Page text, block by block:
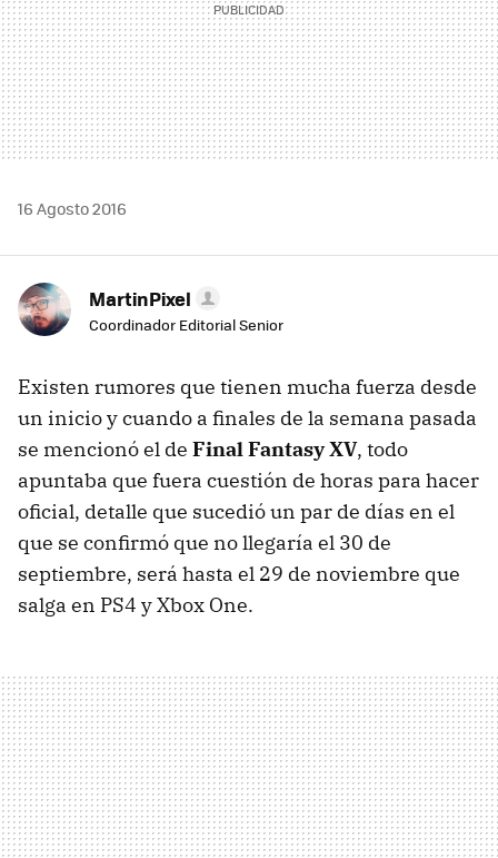
16 Agosto 2016
MartinPixel
Coordinador Editorial Senior
Existen rumores que tienen mucha fuerza desde
un inicio y cuando a finales de la semana pasada
se mencionó el de Final Fantasy XV, todo
apuntaba que fuera cuestión de horas para hacer
oficial, detalle que sucedió un par de días en el
que se confirmó que no llegaría el 30 de
septiembre, será hasta el 29 de noviembre que
salga en PS4 y Xbox One.